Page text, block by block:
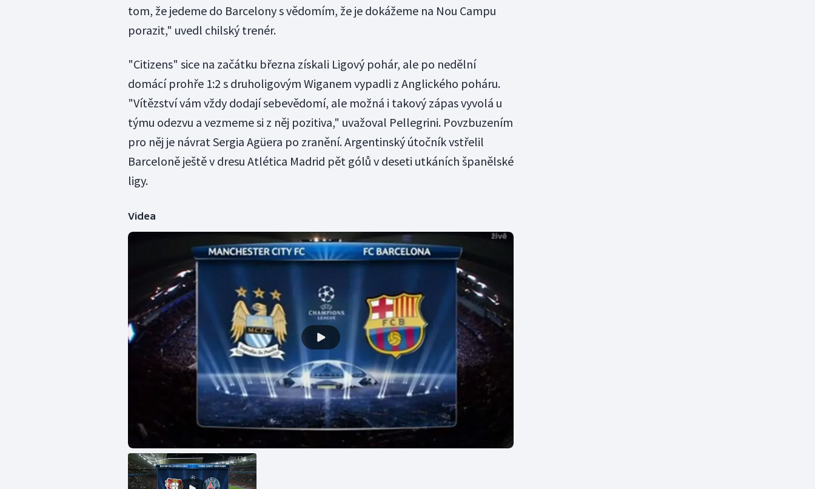
tom, že jedeme do Barcelony s vědomím, že je dokážeme na Nou Campu
porazit," uvedl chilský trenér.
"Citizens" sice na začátku března získali Ligový pohár, ale po nedělní
domácí prohře 1:2 s druholigovým Wiganem vypadli z Anglického poháru.
"Vítězství vám vždy dodají sebevědomí, ale možná i takový zápas vyvolá u
týmu odezvu a vezmeme si z něj pozitiva," uvažoval Pellegrini. Povzbuzením
pro něj je návrat Sergia Agüera po zranění. Argentinský útočník vstřelil
Barceloně ještě v dresu Atlética Madrid pět gólů v deseti utkáních španělské
ligy.
Videa